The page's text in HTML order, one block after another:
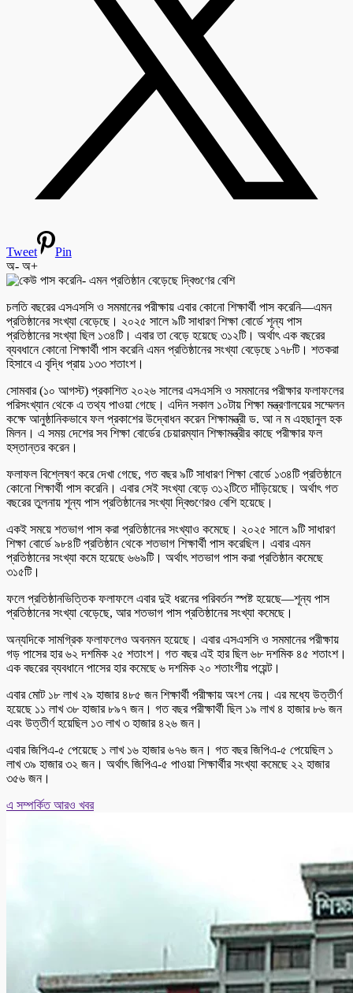
Tweet
Pin
অ- অ+
চলতি বছরের এসএসসি ও সমমানের পরীক্ষায় এবার কোনো শিক্ষার্থী পাস করেনি—এমন
প্রতিষ্ঠানের সংখ্যা বেড়েছে। ২০২৫ সালে ৯টি সাধারণ শিক্ষা বোর্ডে শূন্য পাস
প্রতিষ্ঠানের সংখ্যা ছিল ১৩৪টি। এবার তা বেড়ে হয়েছে ৩১২টি। অর্থাৎ এক বছরের
ব্যবধানে কোনো শিক্ষার্থী পাস করেনি এমন প্রতিষ্ঠানের সংখ্যা বেড়েছে ১৭৮টি। শতকরা
হিসাবে এ বৃদ্ধি প্রায় ১৩৩ শতাংশ।
সোমবার (১০ আগস্ট) প্রকাশিত ২০২৬ সালের এসএসসি ও সমমানের পরীক্ষার ফলাফলের
পরিসংখ্যান থেকে এ তথ্য পাওয়া গেছে। এদিন সকাল ১০টায় শিক্ষা মন্ত্রণালয়ের সম্মেলন
কক্ষে আনুষ্ঠানিকভাবে ফল প্রকাশের উদ্বোধন করেন শিক্ষামন্ত্রী ড. আ ন ম এহছানুল হক
মিলন। এ সময় দেশের সব শিক্ষা বোর্ডের চেয়ারম্যান শিক্ষামন্ত্রীর কাছে পরীক্ষার ফল
হস্তান্তর করেন।
ফলাফল বিশ্লেষণ করে দেখা গেছে, গত বছর ৯টি সাধারণ শিক্ষা বোর্ডে ১৩৪টি প্রতিষ্ঠানে
কোনো শিক্ষার্থী পাস করেনি। এবার সেই সংখ্যা বেড়ে ৩১২টিতে দাঁড়িয়েছে। অর্থাৎ গত
বছরের তুলনায় শূন্য পাস প্রতিষ্ঠানের সংখ্যা দ্বিগুণেরও বেশি হয়েছে।
একই সময়ে শতভাগ পাস করা প্রতিষ্ঠানের সংখ্যাও কমেছে। ২০২৫ সালে ৯টি সাধারণ
শিক্ষা বোর্ডে ৯৮৪টি প্রতিষ্ঠান থেকে শতভাগ শিক্ষার্থী পাস করেছিল। এবার এমন
প্রতিষ্ঠানের সংখ্যা কমে হয়েছে ৬৬৯টি। অর্থাৎ শতভাগ পাস করা প্রতিষ্ঠান কমেছে
৩১৫টি।
ফলে প্রতিষ্ঠানভিত্তিক ফলাফলে এবার দুই ধরনের পরিবর্তন স্পষ্ট হয়েছে—শূন্য পাস
প্রতিষ্ঠানের সংখ্যা বেড়েছে, আর শতভাগ পাস প্রতিষ্ঠানের সংখ্যা কমেছে।
অন্যদিকে সামগ্রিক ফলাফলেও অবনমন হয়েছে। এবার এসএসসি ও সমমানের পরীক্ষায়
গড় পাসের হার ৬২ দশমিক ২৫ শতাংশ। গত বছর এই হার ছিল ৬৮ দশমিক ৪৫ শতাংশ।
এক বছরের ব্যবধানে পাসের হার কমেছে ৬ দশমিক ২০ শতাংশীয় পয়েন্ট।
এবার মোট ১৮ লাখ ২৯ হাজার ৪৮৫ জন শিক্ষার্থী পরীক্ষায় অংশ নেয়। এর মধ্যে উত্তীর্ণ
হয়েছে ১১ লাখ ৩৮ হাজার ৮৯৭ জন। গত বছর পরীক্ষার্থী ছিল ১৯ লাখ ৪ হাজার ৮৬ জন
এবং উত্তীর্ণ হয়েছিল ১৩ লাখ ৩ হাজার ৪২৬ জন।
এবার জিপিএ-৫ পেয়েছে ১ লাখ ১৬ হাজার ৬৭৬ জন। গত বছর জিপিএ-৫ পেয়েছিল ১
লাখ ৩৯ হাজার ৩২ জন। অর্থাৎ জিপিএ-৫ পাওয়া শিক্ষার্থীর সংখ্যা কমেছে ২২ হাজার
৩৫৬ জন।
এ সম্পর্কিত আরও খবর